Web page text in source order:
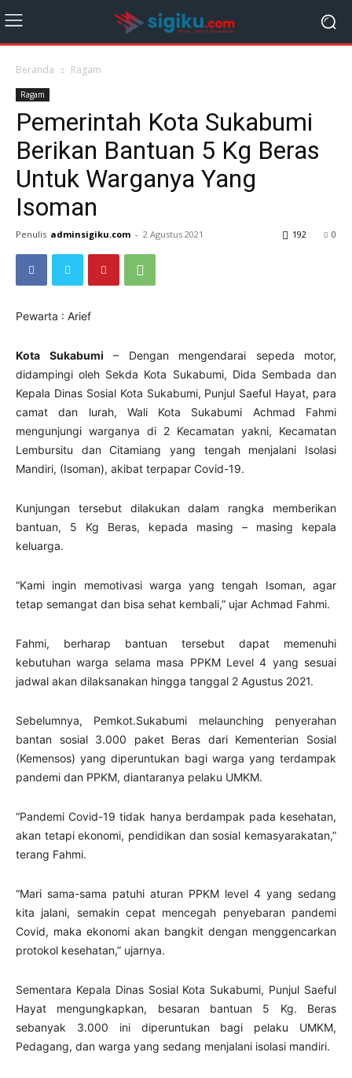
Beranda Ragam
Ragam
Pemerintah Kota Sukabumi
Berikan Bantuan 5 Kg Beras
Untuk Warganya Yang
Isoman
Penulis adminsigiku.com - 2 Agustus 2021 0
192
Pewarta : Arief
Kota Sukabumi – Dengan mengendarai sepeda motor,
didampingi oleh Sekda Kota Sukabumi, Dida Sembada dan
Kepala Dinas Sosial Kota Sukabumi, Punjul Saeful Hayat, para
camat dan lurah, Wali Kota Sukabumi Achmad Fahmi
mengunjungi warganya di 2 Kecamatan yakni, Kecamatan
Lembursitu dan Citamiang yang tengah menjalani Isolasi
Mandiri, (Isoman), akibat terpapar Covid-19.
Kunjungan tersebut dilakukan dalam rangka memberikan
bantuan, 5 Kg Beras, kepada masing – masing kepala
keluarga.
“Kami ingin memotivasi warga yang tengah Isoman, agar
tetap semangat dan bisa sehat kembali,” ujar Achmad Fahmi.
Fahmi, berharap bantuan tersebut dapat memenuhi
kebutuhan warga selama masa PPKM Level 4 yang sesuai
jadwal akan dilaksanakan hingga tanggal 2 Agustus 2021.
Sebelumnya, Pemkot.Sukabumi melaunching penyerahan
bantan sosial 3.000 paket Beras dari Kementerian Sosial
(Kemensos) yang diperuntukan bagi warga yang terdampak
pandemi dan PPKM, diantaranya pelaku UMKM.
“Pandemi Covid-19 tidak hanya berdampak pada kesehatan,
akan tetapi ekonomi, pendidikan dan sosial kemasyarakatan,”
terang Fahmi.
“Mari sama-sama patuhi aturan PPKM level 4 yang sedang
kita jalani, semakin cepat mencegah penyebaran pandemi
Covid, maka ekonomi akan bangkit dengan menggencarkan
protokol kesehatan,” ujarnya.
Sementara Kepala Dinas Sosial Kota Sukabumi, Punjul Saeful
Hayat mengungkapkan, besaran bantuan 5 Kg. Beras
sebanyak 3.000 ini diperuntukan bagi pelaku UMKM,
Pedagang, dan warga yang sedang menjalani isolasi mandiri.